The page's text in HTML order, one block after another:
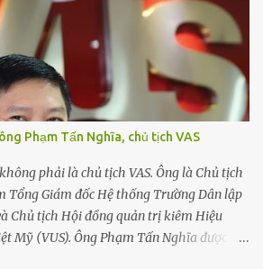
Phạm Tấn Nghĩa, chủ tịch VAS
phải là chủ tịch VAS. Ông là Chủ tịch
Tổng Giám đốc Hệ thống Trường Dân lập
Chủ tịch Hội đồng quản trị kiêm Hiệu
Mỹ (VUS). Ông Phạm Tấn Nghĩa được